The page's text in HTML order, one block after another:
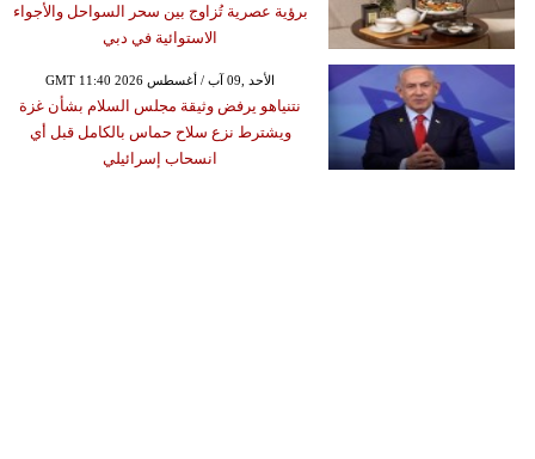
برؤية عصرية تُزاوج بين سحر السواحل والأجواء
الاستوائية في دبي
GMT 11:40 2026 الأحد ,09 آب / أغسطس
نتنياهو يرفض وثيقة مجلس السلام بشأن غزة
ويشترط نزع سلاح حماس بالكامل قبل أي
انسحاب إسرائيلي